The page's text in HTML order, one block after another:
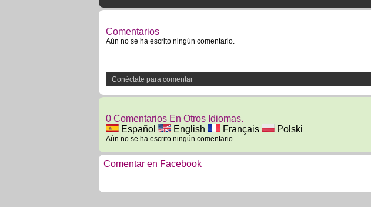
Comentarios
Aún no se ha escrito ningún comentario.
Conéctate para comentar
0 Comentarios En Otros Idiomas.
Español
English Français Polski
Aún no se ha escrito ningún comentario.
Comentar en Facebook